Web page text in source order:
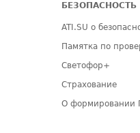
БЕЗОПАСНОСТЬ
ATI.SU о
Памятка по
Светофор+
Страхование
О формировании